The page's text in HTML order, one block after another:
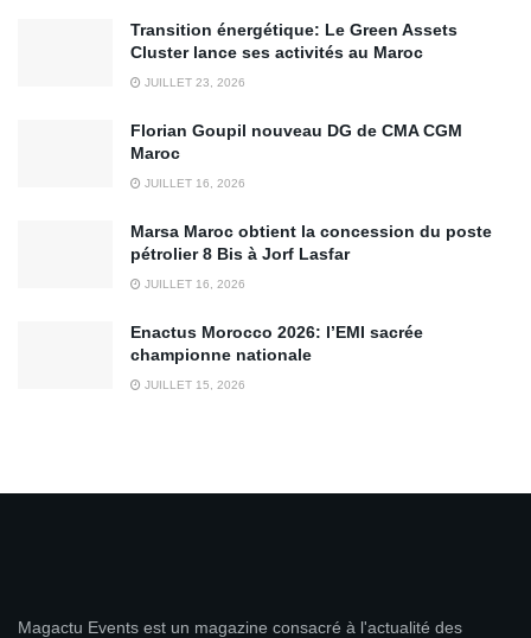
Transition énergétique: Le Green Assets
Cluster lance ses activités au Maroc
JUILLET 23, 2026
Florian Goupil nouveau DG de CMA CGM
Maroc
JUILLET 16, 2026
Marsa Maroc obtient la concession du poste
pétrolier 8 Bis à Jorf Lasfar
JUILLET 16, 2026
Enactus Morocco 2026: l’EMI sacrée
championne nationale
JUILLET 15, 2026
Magactu Events est un magazine consacré à l'actualité des